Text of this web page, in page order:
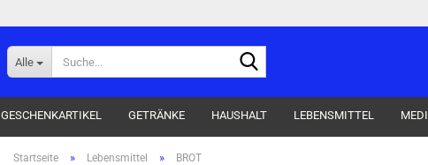
Alle
GESCHENKARTIKEL GETRÄNKE HAUSHALT LEBENSMITTEL
Startseite » Lebensmittel » BROT